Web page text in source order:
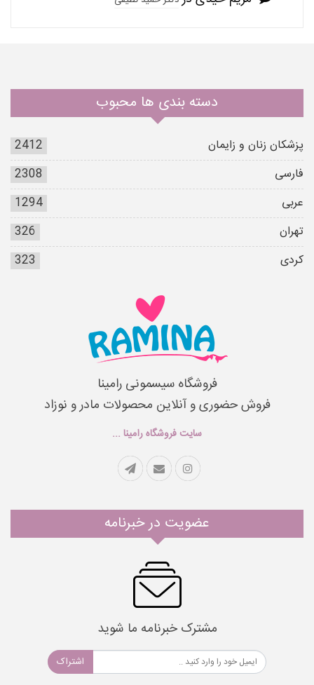
دسته بندی ها محبوب
پزشکان زنان و زایمان
2412
فارسی
2308
عربی
1294
تهران
326
کردی
323
فروشگاه سیسمونی رامینا
فروش حضوری و آنلاین محصولات مادر و نوزاد
سایت فروشگاه رامینا ...
عضویت در خبرنامه
مشترک خبرنامه ما شوید
اشتراک